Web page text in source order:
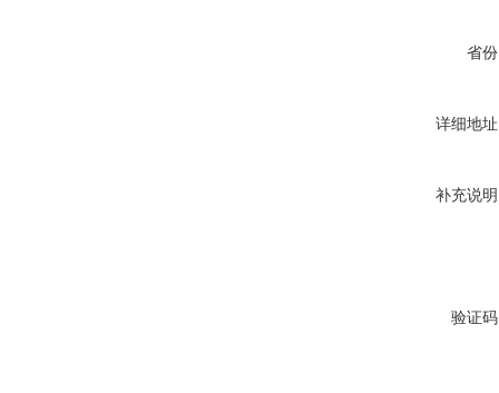
省
详细地
补充说
验证